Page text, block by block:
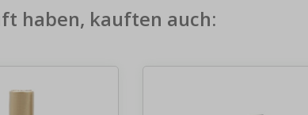
haben, kauften auch: